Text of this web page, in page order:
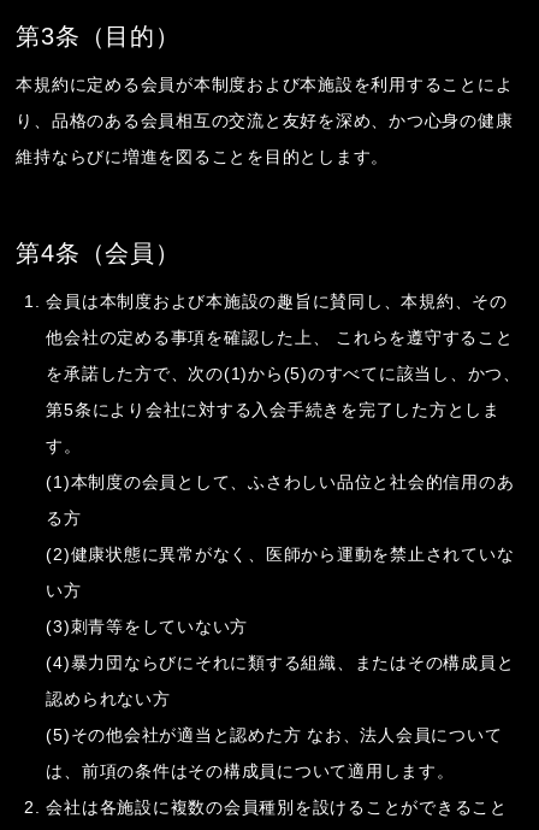
第3条（目的）
本規約に定める会員が本制度および本施設を利用することによ
り、品格のある会員相互の交流と友好を深め、かつ心身の健康
維持ならびに増進を図ることを目的とします。
第4条（会員）
会員は本制度および本施設の趣旨に賛同し、本規約、その
他会社の定める事項を確認した上、 これらを遵守すること
を承諾した方で、次の(1)から(5)のすべてに該当し、かつ、
第5条により会社に対する入会手続きを完了した方としま
す。
(1)本制度の会員として、ふさわしい品位と社会的信用のあ
る方
(2)健康状態に異常がなく、医師から運動を禁止されていな
い方
(3)刺青等をしていない方
(4)暴力団ならびにそれに類する組織、またはその構成員と
認められない方
(5)その他会社が適当と認めた方 なお、法人会員について
は、前項の条件はその構成員について適用します。
会社は各施設に複数の会員種別を設けることができること